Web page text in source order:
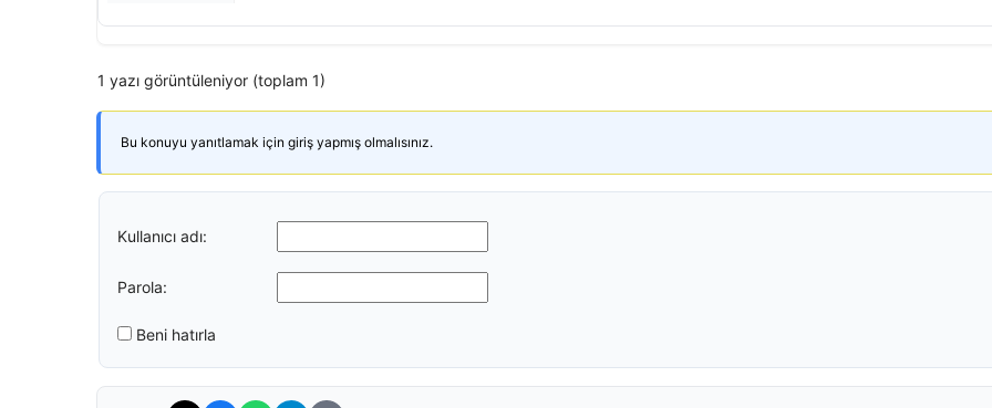
1 yazı görüntüleniyor (toplam 1)
Bu konuyu yanıtlamak için giriş yapmış olmalısınız.
Kullanıcı adı:
Parola:
Beni hatırla